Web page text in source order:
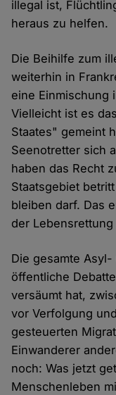
illegal ist,
heraus zu helfen.
Die Beihilfe zum
weiterhin in
eine Einmischung
Vielleicht ist es
Staates" gemeint
Seenotretter sich
haben das Recht
Staatsgebiet
bleiben darf. Das
der
Die gesamte
öffentliche
versäumt hat,
vor Verfolgung
gesteuerten
Einwanderer
noch: Was jetzt
Menschenleben